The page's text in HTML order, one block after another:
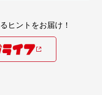
ヒントをお届け！